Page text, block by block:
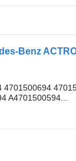
Benz
4701500694
A4701500594...